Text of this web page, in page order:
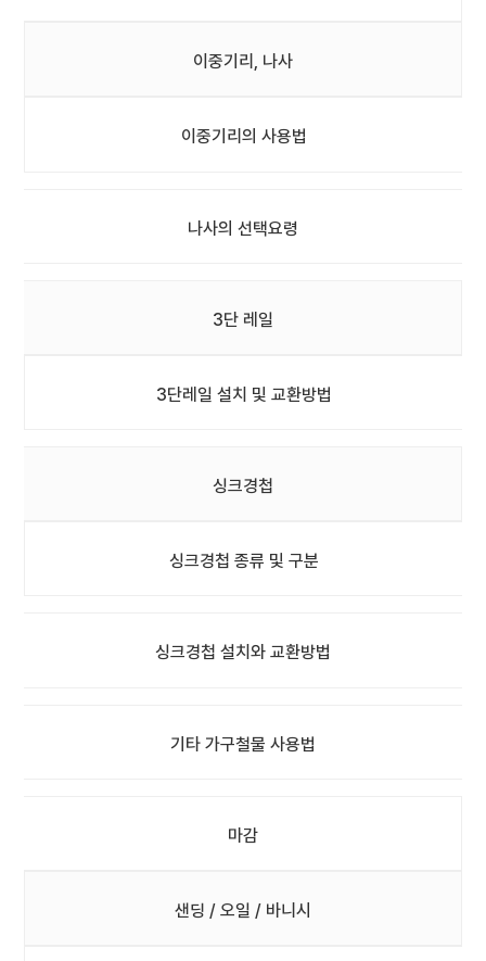
이중기리, 나사
이중기리의 사용법
나사의 선택요령
3단 레일
3단레일 설치 및 교환방법
싱크경첩
싱크경첩 종류 및 구분
싱크경첩 설치와 교환방법
기타 가구철물 사용법
마감
샌딩 / 오일 / 바니시